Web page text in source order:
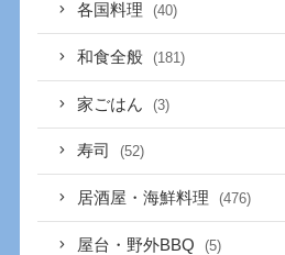
各国料理 (40)
和食全般 (181)
家ごはん (3)
寿司 (52)
居酒屋・海鮮料理 (476)
屋台・野外BBQ (5)